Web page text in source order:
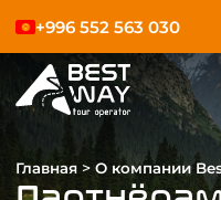
+996 552 563 030
Главная > О компании